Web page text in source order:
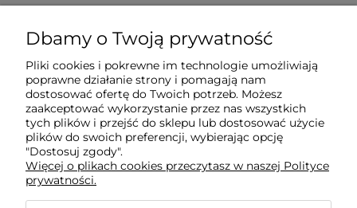
najczęściej zadawane pytania
(FAQ)
Jaka pościel 140x200 sprawdzi się najlepiej
na wiosnę?
Najlepiej sprawdza się
jasnych kolorach oraz we wzorach inspirowanych
naturą, takich jak kwiaty, liście i subtelne motywy
Dbamy o Twoją prywatność
Pliki cookies i pokrewne im technologie umożliwiają
poprawne działanie strony i pomagają nam
dostosować ofertę do Twoich potrzeb. Możesz
zaakceptować wykorzystanie przez nas wszystkich
tych plików i przejść do sklepu lub dostosować użycie
plików do swoich preferencji, wybierając opcję
"Dostosuj zgody".
Więcej o plikach cookies przeczytasz w naszej Polityce
prywatności.